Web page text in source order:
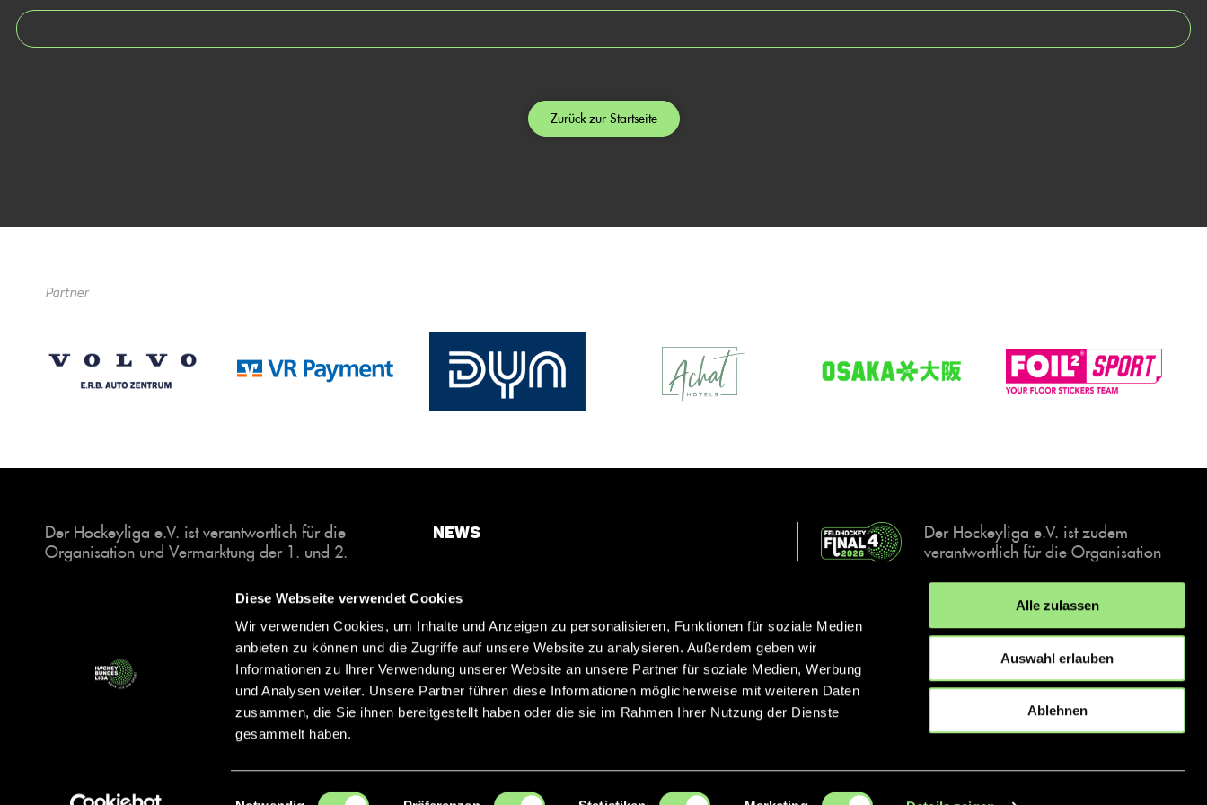
Diese Webseite verwendet Cookies
Wir verwenden Cookies, um Inhalte und Anzeigen zu personalisieren, Funktionen für soziale Medien
anbieten zu können und die Zugriffe auf unsere Website zu analysieren. Außerdem geben wir
Informationen zu Ihrer Verwendung unserer Website an unsere Partner für soziale Medien, Werbung
und Analysen weiter. Unsere Partner führen diese Informationen möglicherweise mit weiteren Daten
zusammen, die Sie ihnen bereitgestellt haben oder die sie im Rahmen Ihrer Nutzung der Dienste
gesammelt haben.
Einwilligungsauswahl
Alle zulassen
Auswahl erlauben
Ablehnen
Zurück zur Startseite
Partner
Der Hockeyliga e.V. ist verantwortlich für die
Organisation und Vermarktung der 1. und 2.
Halle. Insgesamt sind über 60 Vereine unter dem
Dach der Hockeyliga organisiert, sowohl im
Herren als auch im Damen Bereich.
News
Kontakt
Der Hockeyliga e.V. ist zudem
verantwortlich für die Organisation
Events, der deutschen Hockey-
Meisterschaften.
IMPRESSUM DATENSCHUTZERKLÄRUNG
© 2026 hockey.de